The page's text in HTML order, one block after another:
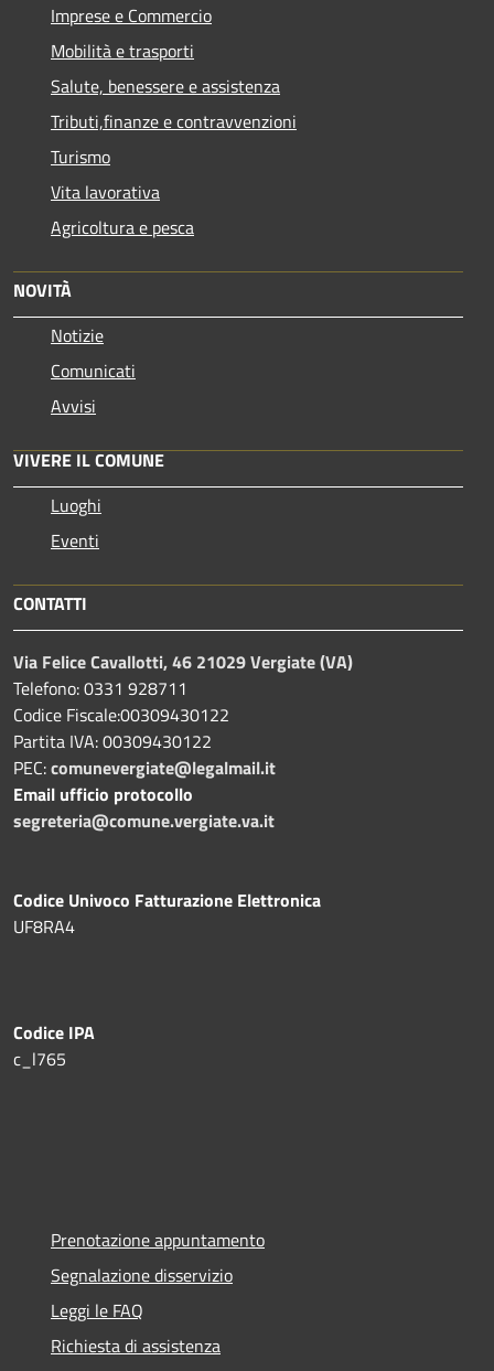
Imprese e Commercio
Mobilità e trasporti
Salute, benessere e assistenza
Tributi,finanze e contravvenzioni
Turismo
Vita lavorativa
Agricoltura e pesca
NOVITÀ
Notizie
Comunicati
Avvisi
VIVERE IL COMUNE
Luoghi
Eventi
CONTATTI
Via Felice Cavallotti, 46 21029 Vergiate (VA)
Telefono: 0331 928711
Codice Fiscale:00309430122
Partita IVA: 00309430122
PEC:comunevergiate@legalmail.it
Email ufficio protocollo
segreteria@comune.vergiate.va.it
Codice Univoco Fatturazione Elettronica
UF8RA4
Codice IPA
c_l765
Prenotazione appuntamento
Segnalazione disservizio
Leggi le FAQ
Richiesta di assistenza